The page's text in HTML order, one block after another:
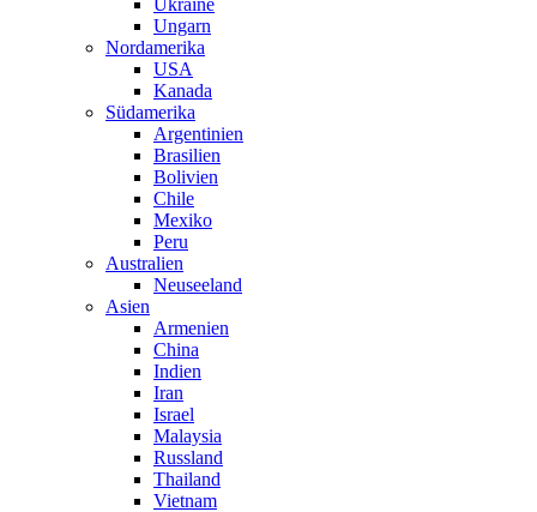
Ukraine
Ungarn
Nordamerika
USA
Kanada
Südamerika
Argentinien
Brasilien
Bolivien
Chile
Mexiko
Peru
Australien
Neuseeland
Asien
Armenien
China
Indien
Iran
Israel
Malaysia
Russland
Thailand
Vietnam